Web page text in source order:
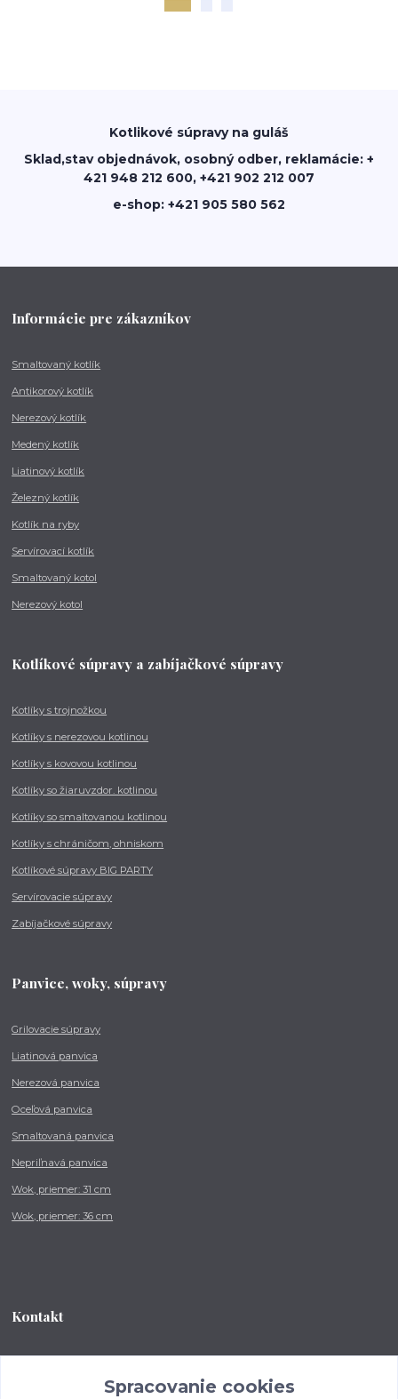
Kotlikové súpravy na guláš
Sklad,stav objednávok, osobný odber, reklamácie: +
421 948 212 600, +421 902 212 007
e-shop: +421 905 580 562
Informácie pre zákazníkov
Smaltovaný kotlík
Antikorový kotlík
Nerezový kotlík
Medený kotlík
Liatinový kotlík
Železný kotlík
Kotlík na ryby
Servírovací kotlík
Smaltovaný kotol
Nerezový kotol
Kotlíkové súpravy a zabíjačkové súpravy
Kotlíky s trojnožkou
Kotlíky s nerezovou kotlinou
Kotlíky s kovovou kotlinou
Kotlíky so žiaruvzdor. kotlinou
Kotlíky so smaltovanou kotlinou
Kotlíky s chráničom, ohniskom
Kotlíkové súpravy BIG PARTY
Servírovacie súpravy
Zabíjačkové súpravy
Panvice, woky, súpravy
Grilovacie súpravy
Liatinová panvica
Nerezová panvica
Oceľová panvica
Smaltovaná panvica
Nepriľnavá panvica
Wok, priemer: 31 cm
Wok, priemer: 36 cm
Kontakt
od 8:00 - do 16:00 hodSpracovanie cookies